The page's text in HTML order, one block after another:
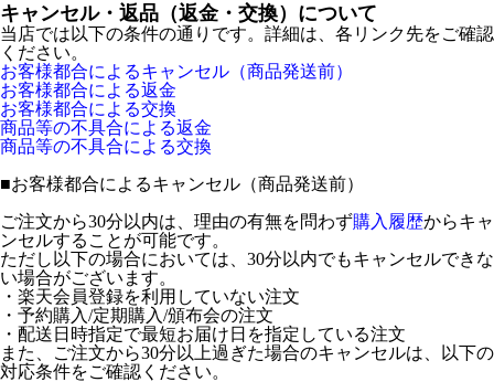
キャンセル・返品（返金・交換）について
当店では以下の条件の通りです。詳細は、各リンク先をご確認
ください。
お客様都合によるキャンセル（商品発送前）
お客様都合による返金
お客様都合による交換
商品等の不具合による返金
商品等の不具合による交換
■お客様都合によるキャンセル（商品発送前）
ご注文から30分以内は、理由の有無を問わず購入履歴からキャ
ンセルすることが可能です。
ただし以下の場合においては、30分以内でもキャンセルできな
い場合がございます。
・楽天会員登録を利用していない注文
・予約購入/定期購入/頒布会の注文
・配送日時指定で最短お届け日を指定している注文
また、ご注文から30分以上過ぎた場合のキャンセルは、以下の
対応条件をご確認ください。